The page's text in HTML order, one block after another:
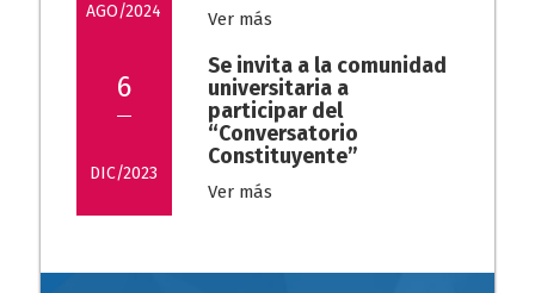
AGO/2024 Ver más
6
DIC/2023
Se invita a la comunidad
universitaria a
participar del
“Conversatorio
Constituyente”
Ver más